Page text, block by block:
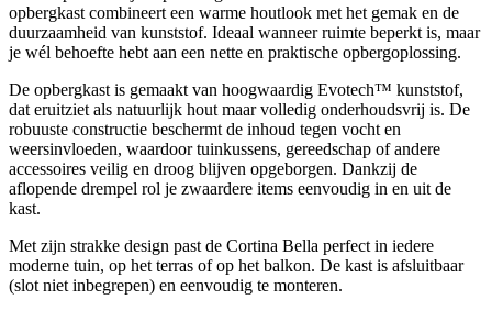
opbergkast combineert een warme houtlook met het gemak en de
duurzaamheid van kunststof. Ideaal wanneer ruimte beperkt is, maar
je wél behoefte hebt aan een nette en praktische opbergoplossing.
De opbergkast is gemaakt van hoogwaardig Evotech™ kunststof,
dat eruitziet als natuurlijk hout maar volledig onderhoudsvrij is. De
robuuste constructie beschermt de inhoud tegen vocht en
weersinvloeden, waardoor tuinkussens, gereedschap of andere
accessoires veilig en droog blijven opgeborgen. Dankzij de
aflopende drempel rol je zwaardere items eenvoudig in en uit de
kast.
Met zijn strakke design past de Cortina Bella perfect in iedere
moderne tuin, op het terras of op het balkon. De kast is afsluitbaar
(slot niet inbegrepen) en eenvoudig te monteren.